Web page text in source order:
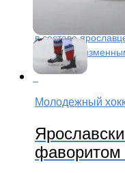
21-го января
«Чайки». По
в составе
линиях,
Молодежный